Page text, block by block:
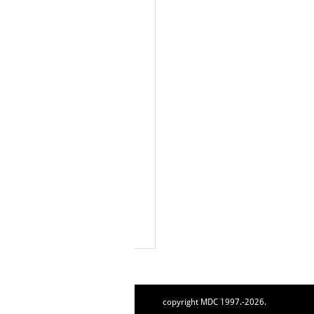
copyright MDC 1997.-2026.